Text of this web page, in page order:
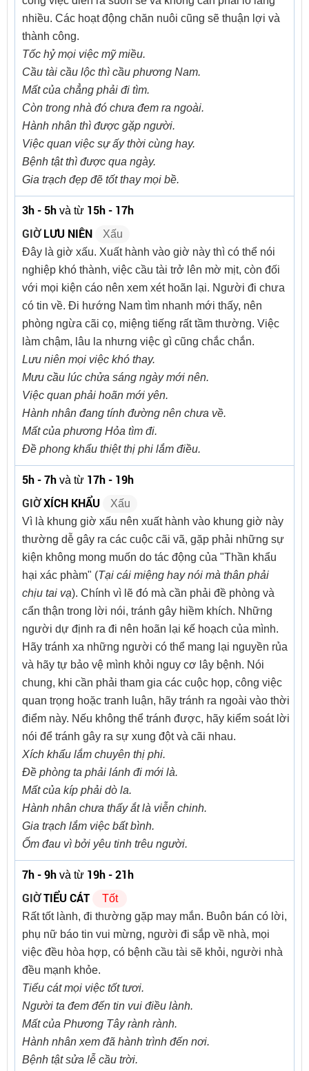
nhiều. Các hoạt động chăn nuôi cũng sẽ thuận lợi và
thành công.
Tốc hỷ mọi việc mỹ miều.
Cầu tài cầu lộc thì cầu phương Nam.
Mất của chẳng phải đi tìm.
Còn trong nhà đó chưa đem ra ngoài.
Hành nhân thì được gặp người.
Việc quan việc sự ấy thời cùng hay.
Bệnh tật thì được qua ngày.
Gia trạch đẹp đẽ tốt thay mọi bề.
3h - 5h và từ 15h - 17h
GIỜLƯU NIÊN
Xấu
Đây là giờ xấu. Xuất hành vào giờ này thì có thể nói
nghiệp khó thành, việc cầu tài trở lên mờ mịt, còn đối
với mọi kiện cáo nên xem xét hoãn lại. Người đi chưa
có tin về. Đi hướng Nam tìm nhanh mới thấy, nên
phòng ngừa cãi cọ, miệng tiếng rất tầm thường. Việc
làm chậm, lâu la nhưng việc gì cũng chắc chắn.
Lưu niên mọi việc khó thay.
Mưu cầu lúc chửa sáng ngày mới nên.
Việc quan phải hoãn mới yên.
Hành nhân đang tính đường nên chưa về.
Mất của phương Hỏa tìm đi.
Đề phong khẩu thiệt thị phi lắm điều.
5h - 7h và từ 17h - 19h
GIỜXÍCH KHẨU
Xấu
Vì là khung giờ xấu nên xuất hành vào khung giờ này
thường dễ gây ra các cuộc cãi vã, gặp phải những sự
kiện không mong muốn do tác động của "Thần khẩu
hại xác phàm" (Tại cái miệng hay nói mà thân phải
chịu tai vạ). Chính vì lẽ đó mà cần phải đề phòng và
cẩn thận trong lời nói, tránh gây hiềm khích. Những
người dự định ra đi nên hoãn lại kế hoạch của mình.
Hãy tránh xa những người có thể mang lại nguyền rủa
và hãy tự bảo vệ mình khỏi nguy cơ lây bệnh. Nói
chung, khi cần phải tham gia các cuộc họp, công việc
quan trọng hoặc tranh luận, hãy tránh ra ngoài vào thời
điểm này. Nếu không thể tránh được, hãy kiểm soát lời
nói để tránh gây ra sự xung đột và cãi nhau.
Xích khẩu lắm chuyên thị phi.
Đề phòng ta phải lánh đi mới là.
Mất của kíp phải dò la.
Hành nhân chưa thấy ắt là viễn chinh.
Gia trạch lắm việc bất bình.
Ốm đau vì bởi yêu tinh trêu người.
7h - 9h và từ 19h - 21h
GIỜTIỂU CÁT
Tốt
Rất tốt lành, đi thường gặp may mắn. Buôn bán có lời,
phụ nữ báo tin vui mừng, người đi sắp về nhà, mọi
việc đều hòa hợp, có bệnh cầu tài sẽ khỏi, người nhà
đều mạnh khỏe.
Tiểu cát mọi việc tốt tươi.
Người ta đem đến tin vui điều lành.
Mất của Phương Tây rành rành.
Hành nhân xem đã hành trình đến nơi.
Bệnh tật sửa lễ cầu trời.